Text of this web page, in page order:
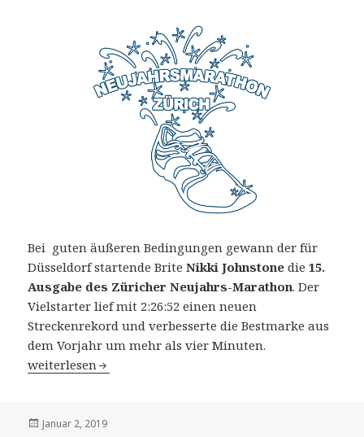
Bei guten äußeren Bedingungen gewann der für
Düsseldorf startende BriteNikki Johnstone die15.
Ausgabe des Züricher Neujahrs-Marathon. Der
Vielstarter lief mit 2:26:52 einen neuen
Streckenrekord und verbesserte die Bestmarke aus
dem Vorjahr um mehr als vier Minuten.
15. Züricher Neujahrsmarathon am 1. Januar 2019:
weiterlesen
Veröffentlicht
Januar 2, 2019